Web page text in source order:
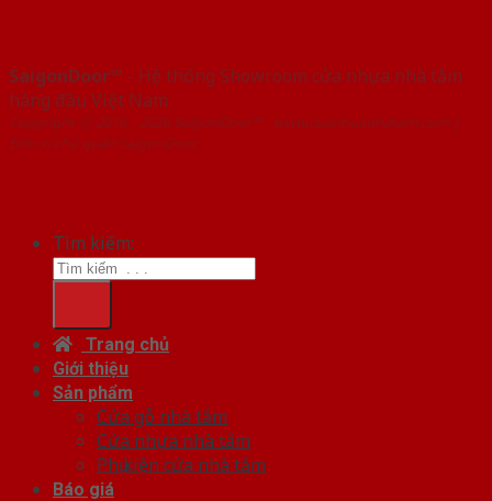
SaigonDoor™ - Hệ thống Showroom cửa nhựa nhà tắm
hàng đầu Việt Nam
Copyright ⓒ 2016 – 2026 SaigonDoor™ - www.cuanhuanhatam.com |
Đơn vị chủ quản SaigonDoor
Tìm kiếm:
Trang chủ
Giới thiệu
Sản phẩm
Cửa gỗ nhà tắm
Cửa nhựa nhà tắm
Phụ kiện cửa nhà tắm
Báo giá